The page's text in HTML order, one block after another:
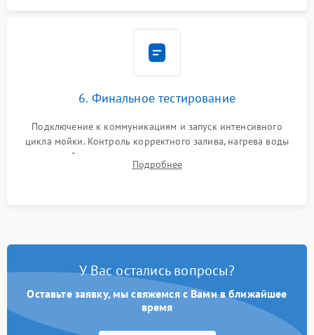
6. Финальное тестирование
Подключение к коммуникациям и запуск интенсивного
цикла мойки. Контроль корректного залива, нагрева воды
до нужной температуры, отсутствия посторонних шумов,
штатного слива и абсолютной сухости в поддоне.
Подробнее
У Вас остались вопросы?
Оставьте заявку, мы свяжемся с Вами в ближайшее
время